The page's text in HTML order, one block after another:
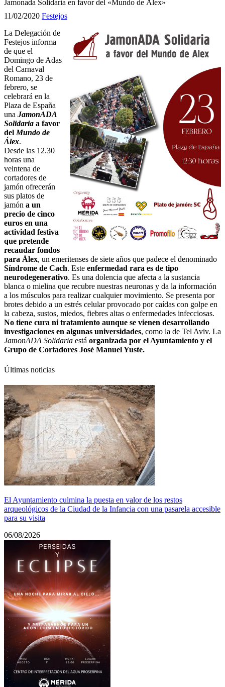
Jamonada Solidaria en favor del «Mundo de Álex»
11/02/2020 Festejos
La Delegación de
Festejos informa
de que el
Domingo de Adas
del Carnaval
Romano, 23 de
febrero, se
celebrará en la
Plaza de España
una JamonADA
Solidaria a favor
delMundo de
Álex.
Desde las 12.30
horas una
veintena de
cortadores de
jamón ofrecerán
sus platos de
jamón a un
precio de cinco
euros en una
actividad festiva
que pretende
recaudar fondos
para Álex, un emeritenses de siete años que padece el denominado
Síndrome de Cach. Este enfermedad rara es de tipo
neurodegenerativo. Es una dolencia que afecta a la sustancia
blanca o mielina que recubre nuestras neuronas y da la información
a los músculos para realizar cualquier movimiento. Se presenta por
brotes debido a un estrés celular provocado por caídas con golpe en
la cabeza, sustos, miedos, fiebres altas o enfermedades infecciosas.
No tiene cura ni tratamiento aunque se vienen desarrollando
investigaciones en algunas universidades, como la de Tel Aviv. La
JamonADA Solidaria está organizada por el Ayuntamiento y el
Grupo de Cortadores José Manuel Yuste.
Últimas noticias
El Ayuntamiento culmina la puesta en valor de los restos
arqueológicos de la Ciudad de la Infancia con una pasarela accesible
para su visita
06/08/2026